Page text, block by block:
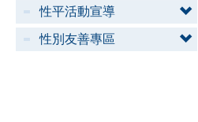
性平活動宣導
性別友善專區